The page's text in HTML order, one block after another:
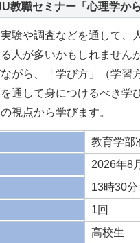
教職セミナー「心理学
験や調査などを通して、
人が多いかもしれません
がら、「学び方」（学習
通して身につけるべき学
視点から学びます。
教育学部
2026年8
13時30
1回
高校生